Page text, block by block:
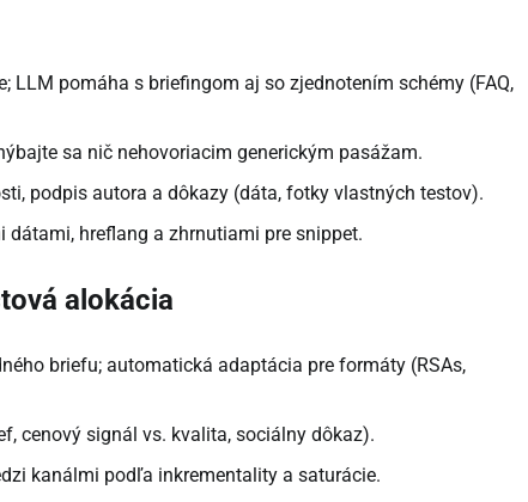
LLM pomáha s briefingom aj so zjednotením schémy (FAQ,
sa nič nehovoriacim generickým pasážam.
podpis autora a dôkazy (dáta, fotky vlastných testov).
hreflang a zhrnutiami pre snippet.
alokácia
briefu; automatická adaptácia pre formáty (RSAs,
cenový signál vs. kvalita, sociálny dôkaz).
kanálmi podľa inkrementality a saturácie.